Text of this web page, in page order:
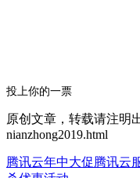
投上你的一票
原创文章，转载请注明
nianzhong2019.html
腾讯云年中大促腾讯云